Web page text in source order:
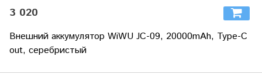
3 020
Внешний аккумулятор WiWU JC-09, 20000mAh, Type-C
out, серебристый